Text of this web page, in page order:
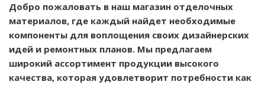
Добро пожаловать в наш магазин отделочных
материалов, где каждый найдет необходимые
компоненты для воплощения своих дизайнерских
идей и ремонтных планов. Мы предлагаем
широкий ассортимент продукции высокого
качества, которая удовлетворит потребности как